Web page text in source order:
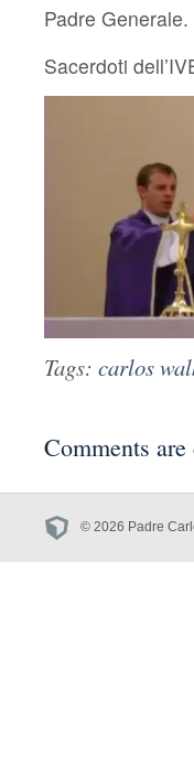
Padre Generale.
Sacerdoti
Tags: carlos
Comments are
© 2026 Padre